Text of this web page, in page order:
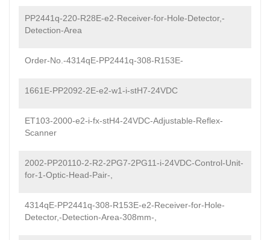
PP2441q-220-R28E-e2-Receiver-for-Hole-Detector,-
Detection-Area
Order-No.-4314qE-PP2441q-308-R153E-
1661E-PP2092-2E-e2-w1-i-stH7-24VDC
ET103-2000-e2-i-fx-stH4-24VDC-Adjustable-Reflex-
Scanner
2002-PP20110-2-R2-2PG7-2PG11-i-24VDC-Control-Unit-
for-1-Optic-Head-Pair-,
4314qE-PP2441q-308-R153E-e2-Receiver-for-Hole-
Detector,-Detection-Area-308mm-,